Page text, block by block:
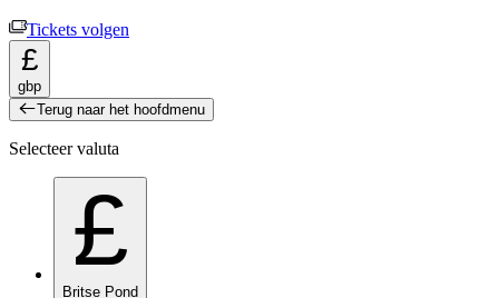
Tickets volgen
£
gbp
Terug naar het hoofdmenu
Selecteer valuta
£
Britse Pond